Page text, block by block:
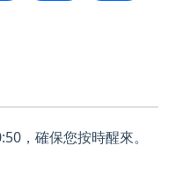
，確保您按時醒來。